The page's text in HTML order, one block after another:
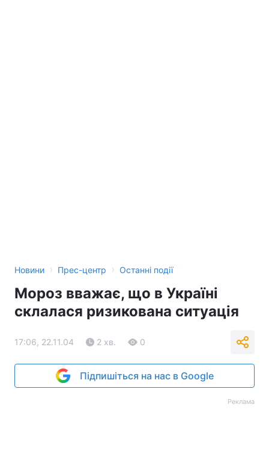
Новини › Прес-центр › Останні події
Мороз вважає, що в Україні
склалася ризикована ситуація
17:06, 22.11.04 2 хв. 0
Підпишіться на нас в Google
Реклама